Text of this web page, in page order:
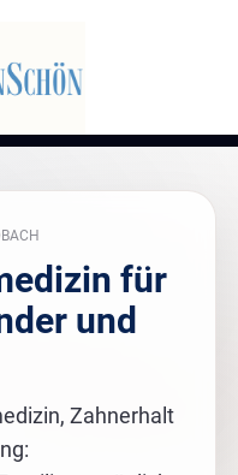
für
und
Zahnerhalt